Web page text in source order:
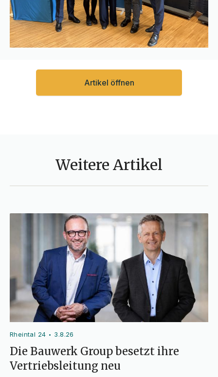
Artikel öffnen
Weitere Artikel
Rheintal 24 • 3.8.26
Die Bauwerk Group besetzt ihre
Vertriebsleitung neu